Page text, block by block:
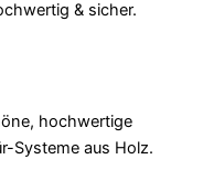
& sicher.
hochwertige
Systeme aus Holz.